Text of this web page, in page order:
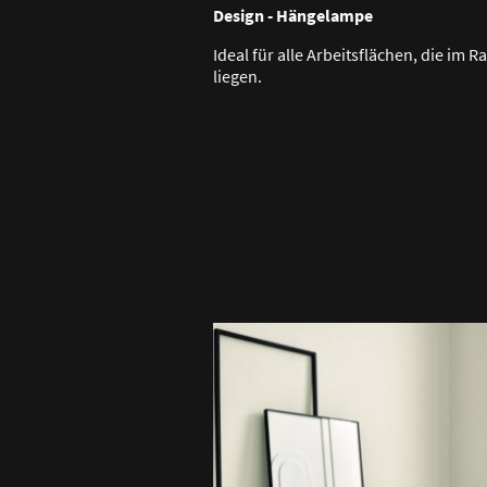
Design - Hängelampe
Ideal für alle Arbeitsflächen, die im
liegen.